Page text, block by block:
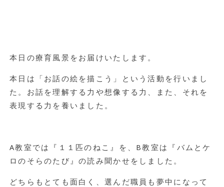
本日の療育風景をお届けいたします。
本日は「お話の絵を描こう」という活動を行いまし
た。お話を理解する力や想像する力、また、それを
表現する力を養いました。
A教室では『１１匹のねこ』を、 B教室は『バムとケ
ロのそらのたび』の読み聞かせをしました。
どちらもとても面白く、選んだ職員も夢中になって